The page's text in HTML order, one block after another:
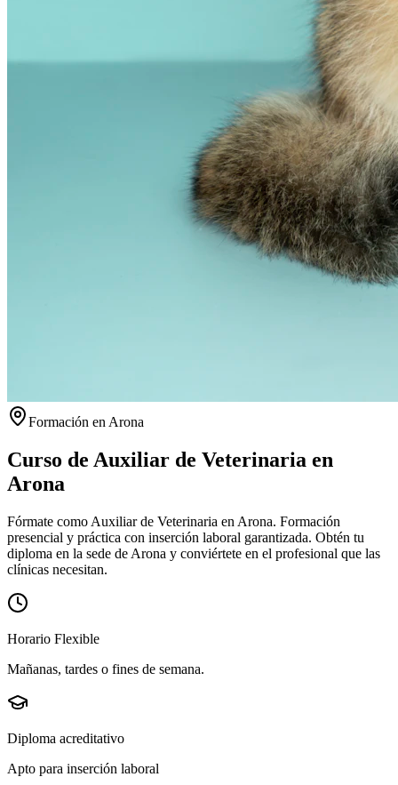
Formación en Arona
Curso de Auxiliar de Veterinaria en
Arona
Fórmate como Auxiliar de Veterinaria en Arona. Formación
presencial y práctica con inserción laboral garantizada. Obtén tu
diploma en la sede de Arona y conviértete en el profesional que las
clínicas necesitan.
Horario Flexible
Mañanas, tardes o fines de semana.
Diploma acreditativo
Apto para inserción laboral